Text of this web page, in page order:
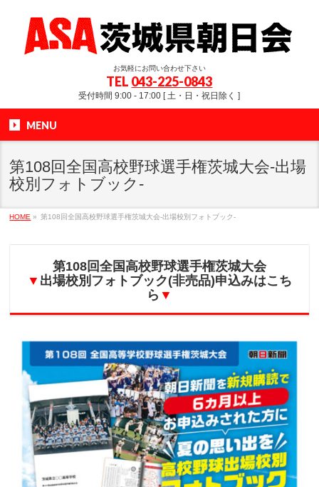
お気軽にお問い合わせ下さい
TEL 043-225-0843
受付時間 9:00 - 17:00 [ 土・日・祝日除く ]
MENU
第108回全国高校野球選手権茨城大会-出場
校別フォトブック-
HOME » 第108回全国高校野球選手権茨城大会-出場校別フォトブック-
第108回全国高校野球選手権茨城大会
▼ 出場校別フォトブック(非売品)申込みはこち
ら ▼